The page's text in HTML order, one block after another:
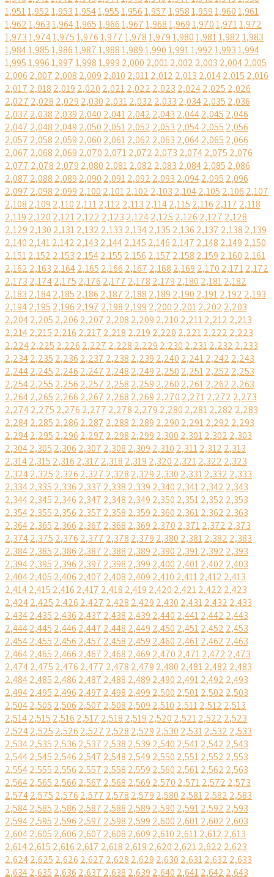
1,9511,9521,9531,9541,9551,9561,9571,9581,9591,9601,961
1,9621,9631,9641,9651,9661,9671,9681,9691,9701,9711,972
1,9731,9741,9751,9761,9771,9781,9791,9801,9811,9821,983
1,9841,9851,9861,9871,9881,9891,9901,9911,9921,9931,994
1,9951,9961,9971,9981,999 2,000 2,0012,002 2,003 2,0042,005
2,006 2,007 2,008 2,009 2,010 2,0112,012 2,013 2,0142,015 2,016
2,017 2,018 2,019 2,020 2,0212,022 2,023 2,0242,025 2,026
2,027 2,028 2,029 2,030 2,0312,032 2,033 2,0342,035 2,036
2,037 2,038 2,039 2,040 2,0412,042 2,043 2,0442,045 2,046
2,047 2,048 2,049 2,050 2,0512,052 2,053 2,0542,055 2,056
2,057 2,058 2,059 2,060 2,0612,062 2,063 2,0642,065 2,066
2,067 2,068 2,069 2,070 2,0712,072 2,073 2,0742,075 2,076
2,077 2,078 2,079 2,080 2,0812,082 2,083 2,0842,085 2,086
2,087 2,088 2,089 2,090 2,0912,092 2,093 2,0942,095 2,096
2,097 2,098 2,099 2,100 2,1012,102 2,103 2,1042,105 2,106 2,107
2,108 2,109 2,110 2,1112,112 2,113 2,1142,115 2,116 2,117 2,118
2,119 2,120 2,1212,122 2,123 2,1242,125 2,126 2,127 2,128
2,129 2,130 2,1312,132 2,133 2,1342,135 2,136 2,137 2,138 2,139
2,140 2,1412,142 2,143 2,1442,145 2,146 2,147 2,148 2,149 2,150
2,1512,152 2,153 2,1542,155 2,156 2,157 2,158 2,159 2,160 2,161
2,162 2,163 2,1642,165 2,166 2,167 2,168 2,169 2,170 2,1712,172
2,173 2,1742,175 2,176 2,177 2,178 2,179 2,180 2,1812,182
2,183 2,1842,185 2,186 2,187 2,188 2,189 2,190 2,1912,192 2,193
2,1942,195 2,196 2,197 2,198 2,199 2,200 2,2012,202 2,203
2,2042,205 2,206 2,207 2,208 2,209 2,210 2,2112,212 2,213
2,2142,215 2,216 2,217 2,218 2,219 2,220 2,2212,222 2,223
2,2242,225 2,226 2,227 2,228 2,229 2,230 2,2312,232 2,233
2,2342,235 2,236 2,237 2,238 2,239 2,240 2,2412,242 2,243
2,2442,245 2,246 2,247 2,248 2,249 2,250 2,2512,252 2,253
2,2542,255 2,256 2,257 2,258 2,259 2,260 2,2612,262 2,263
2,2642,265 2,266 2,267 2,268 2,269 2,270 2,2712,272 2,273
2,2742,275 2,276 2,277 2,278 2,279 2,280 2,2812,282 2,283
2,2842,285 2,286 2,287 2,288 2,289 2,290 2,2912,292 2,293
2,2942,295 2,296 2,297 2,298 2,299 2,300 2,3012,302 2,303
2,3042,305 2,306 2,307 2,308 2,309 2,310 2,3112,312 2,313
2,3142,315 2,316 2,317 2,318 2,319 2,320 2,3212,322 2,323
2,3242,325 2,326 2,327 2,328 2,329 2,330 2,3312,332 2,333
2,3342,335 2,336 2,337 2,338 2,339 2,340 2,3412,342 2,343
2,3442,345 2,346 2,347 2,348 2,349 2,350 2,3512,352 2,353
2,3542,355 2,356 2,357 2,358 2,359 2,360 2,3612,362 2,363
2,3642,365 2,366 2,367 2,368 2,369 2,370 2,3712,372 2,373
2,3742,375 2,376 2,377 2,378 2,379 2,380 2,3812,382 2,383
2,3842,385 2,386 2,387 2,388 2,389 2,390 2,3912,392 2,393
2,3942,395 2,396 2,397 2,398 2,399 2,400 2,4012,402 2,403
2,4042,405 2,406 2,407 2,408 2,409 2,410 2,4112,412 2,413
2,4142,415 2,416 2,417 2,418 2,419 2,420 2,4212,422 2,423
2,4242,425 2,426 2,427 2,428 2,429 2,430 2,4312,432 2,433
2,4342,435 2,436 2,437 2,438 2,439 2,440 2,4412,442 2,443
2,4442,445 2,446 2,447 2,448 2,449 2,450 2,4512,452 2,453
2,4542,455 2,456 2,457 2,458 2,459 2,460 2,4612,462 2,463
2,4642,465 2,466 2,467 2,468 2,469 2,470 2,4712,472 2,473
2,4742,475 2,476 2,477 2,478 2,479 2,480 2,4812,482 2,483
2,4842,485 2,486 2,487 2,488 2,489 2,490 2,4912,492 2,493
2,4942,495 2,496 2,497 2,498 2,499 2,500 2,5012,502 2,503
2,5042,505 2,506 2,507 2,508 2,509 2,510 2,5112,512 2,513
2,5142,515 2,516 2,517 2,518 2,519 2,520 2,5212,522 2,523
2,5242,525 2,526 2,527 2,528 2,529 2,530 2,5312,532 2,533
2,5342,535 2,536 2,537 2,538 2,539 2,540 2,5412,542 2,543
2,5442,545 2,546 2,547 2,548 2,549 2,550 2,5512,552 2,553
2,5542,555 2,556 2,557 2,558 2,559 2,560 2,5612,562 2,563
2,5642,565 2,566 2,567 2,568 2,569 2,570 2,5712,572 2,573
2,5742,575 2,576 2,577 2,578 2,579 2,580 2,5812,582 2,583
2,5842,585 2,586 2,587 2,588 2,589 2,590 2,5912,592 2,593
2,5942,595 2,596 2,597 2,598 2,599 2,600 2,6012,602 2,603
2,6042,605 2,606 2,607 2,608 2,609 2,610 2,6112,612 2,613
2,6142,615 2,616 2,617 2,618 2,619 2,620 2,6212,622 2,623
2,6242,625 2,626 2,627 2,628 2,629 2,630 2,6312,632 2,633
2,6342,635 2,636 2,637 2,638 2,639 2,640 2,6412,642 2,643